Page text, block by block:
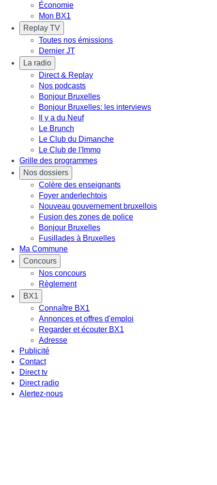
Économie
Mon BX1
Replay TV
Toutes nos émissions
Dernier JT
La radio
Direct & Replay
Nos podcasts
Bonjour Bruxelles
Bonjour Bruxelles: les interviews
Il y a du Neuf
Le Brunch
Le Club du Dimanche
Le Club de l'Immo
Grille des programmes
Nos dossiers
Colère des enseignants
Foyer anderlechtois
Nouveau gouvernement bruxellois
Fusion des zones de police
Bonjour Bruxelles
Fusillades à Bruxelles
Ma Commune
Concours
Nos concours
Règlement
BX1
Connaître BX1
Annonces et offres d'emploi
Regarder et écouter BX1
Adresse
Publicité
Contact
Direct tv
Direct radio
Alertez-nous